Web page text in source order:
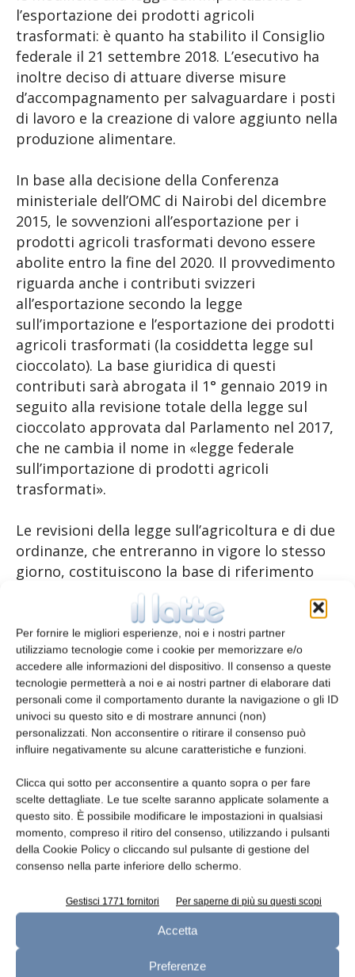
Per fornire le migliori esperienze, noi e i nostri partner
utilizziamo tecnologie come i cookie per memorizzare e/o
accedere alle informazioni del dispositivo. Il consenso a queste
tecnologie permetterà a noi e ai nostri partner di elaborare dati
personali come il comportamento durante la navigazione o gli ID
univoci su questo sito e di mostrare annunci (non)
personalizzati. Non acconsentire o ritirare il consenso può
influire negativamente su alcune caratteristiche e funzioni.
Clicca qui sotto per acconsentire a quanto sopra o per fare
scelte dettagliate. Le tue scelte saranno applicate solamente a
questo sito. È possibile modificare le impostazioni in qualsiasi
momento, compreso il ritiro del consenso, utilizzando i pulsanti
della Cookie Policy o cliccando sul pulsante di gestione del
consenso nella parte inferiore dello schermo.
Gestisci 1771 fornitori Per saperne di più su questi scopi
Accetta
Preferenze
l’esportazione dei prodotti agricoli
trasformati: è quanto ha stabilito il Consiglio
federale il 21 settembre 2018. L’esecutivo ha
inoltre deciso di attuare diverse misure
d’accompagnamento per salvaguardare i posti
di lavoro e la creazione di valore aggiunto nella
produzione alimentare.
In base alla decisione della Conferenza
ministeriale dell’OMC di Nairobi del dicembre
2015, le sovvenzioni all’esportazione per i
prodotti agricoli trasformati devono essere
abolite entro la fine del 2020. Il provvedimento
riguarda anche i contributi svizzeri
all’esportazione secondo la legge
sull’importazione e l’esportazione dei prodotti
agricoli trasformati (la cosiddetta legge sul
cioccolato). La base giuridica di questi
contributi sarà abrogata il 1° gennaio 2019 in
seguito alla revisione totale della legge sul
cioccolato approvata dal Parlamento nel 2017,
che ne cambia il nome in «legge federale
sull’importazione di prodotti agricoli
trasformati».
Le revisioni della legge sull’agricoltura e di due
ordinanze, che entreranno in vigore lo stesso
giorno, costituiscono la base di riferimento
per la creazione di nuovi supplementi per il i
cereali e il latte commerciale, previsti tra le
misure d’accompagnamento all’abolizione dei
contributi all’esportazione.
Come ulteriore misura d’accompagnamento, il
Consiglio federale modifica l’ordinanza sulle
dogane per semplificare la procedura
d’autorizzazione per il regime di
perfezionamento attivo per certi latticini e
cereali di base.
TAGS contributi all'esportazione
sostegno all'esportazione
svizzera